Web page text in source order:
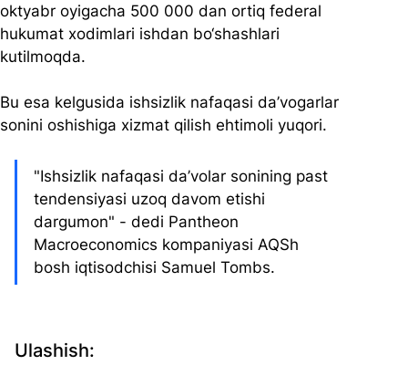
Ulashish:
oktyabr oyigacha 500 000 dan ortiq federal
hukumat xodimlari ishdan bo‘shashlari
kutilmoqda.
Bu esa kelgusida ishsizlik nafaqasi da’vogarlar
sonini oshishiga xizmat qilish ehtimoli yuqori.
"Ishsizlik nafaqasi da’volar sonining past
tendensiyasi uzoq davom etishi
dargumon" - dedi Pantheon
Macroeconomics kompaniyasi AQSh
bosh iqtisodchisi Samuel Tombs.